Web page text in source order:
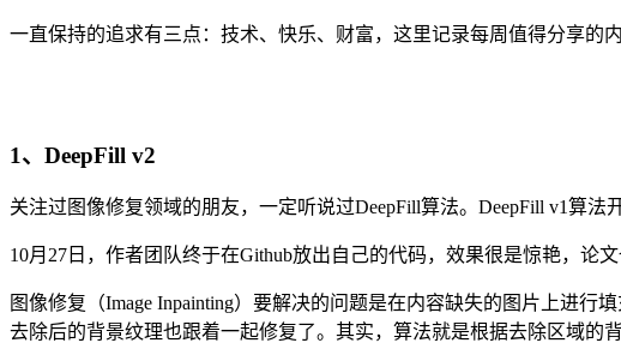
一直保持的追求有三点：技术、快乐、财富，这里记录每周值得分享的
1、DeepFill v2
关注过图像修复领域的朋友，一定听说过DeepFill算法。DeepFill v1算
10月27日，作者团队终于在Github放出自己的代码，效果很是惊艳，论文
图像修复（Image Inpainting）要解决的问题是在内容缺失的图片上进
去除后的背景纹理也跟着一起修复了。其实，算法就是根据去除区域的